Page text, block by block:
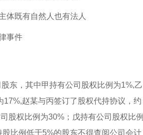
体既有自然人也有法人
事件
东，其中甲持有公司股权比例为1%,乙
赵某与丙签订了股权代持协议，约
股权比例为30%；戊持有公司股权比例
比例低于5%的股东不得查阅公司会计